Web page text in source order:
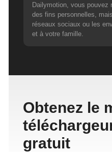
Dailymotion, vous pouvez
des fins personnelles,
réseaux sociaux ou les
et à votre famille.
Obtenez le
gratuit